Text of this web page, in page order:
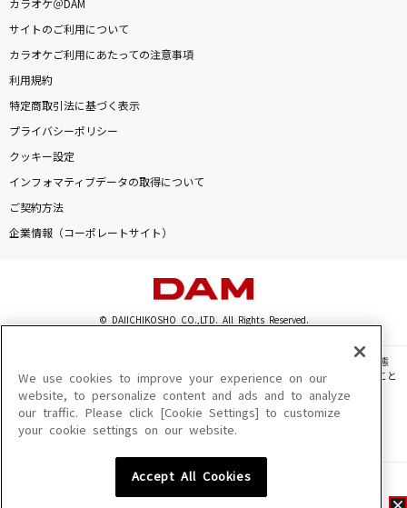
カラオケ＠DAM
サイトのご利用について
カラオケご利用にあたっての注意事項
利用規約
特定商取引法に基づく表示
プライバシーポリシー
クッキー設定
インフォマティブデータの取得について
ご契約方法
企業情報（コーポレートサイト）
© DAIICHIKOSHO CO.,LTD. All Rights Reserved.
このサイトに掲載されている一切の文章・画像・写真・動画・音声等を、手段や形態
を問わず、著作権法の定める範囲を超えて無断で複製、転載、ファイル化などすること
を禁じます。
楽曲及びコンテンツは、機種によりご利用いただけない場合があります。
楽曲及びコンテンツの配信日、配信内容が変更になる場合があります。
We use cookies to improve your experience on our
website, to personalize content and ads and to analyze
our traffic. Please click [Cookie Settings] to customize
your cookie settings on our website.
Accept All Cookies